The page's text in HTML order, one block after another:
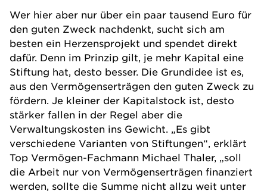
Wer hier aber nur über ein paar tausend Euro für
den guten Zweck nachdenkt, sucht sich am
besten ein Herzensprojekt und spendet direkt
dafür. Denn im Prinzip gilt, je mehr Kapital eine
Stiftung hat, desto besser. Die Grundidee ist es,
aus den Vermögenserträgen den guten Zweck zu
fördern. Je kleiner der Kapitalstock ist, desto
stärker fallen in der Regel aber die
Verwaltungskosten ins Gewicht. „Es gibt
verschiedene Varianten von Stiftungen“, erklärt
Top Vermögen-Fachmann Michael Thaler, „soll
die Arbeit nur von Vermögenserträgen finanziert
werden, sollte die Summe nicht allzu weit unter